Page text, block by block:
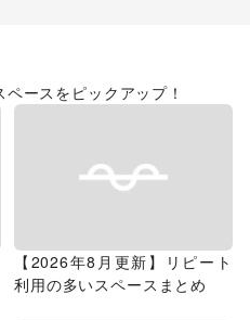
ースをピックアップ！
【2026年8月更新】リピート
利用の多いスペースまとめ